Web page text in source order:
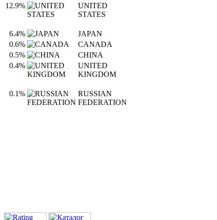
12.9%
UNITED
STATES
6.4%
JAPAN
0.6%
CANADA
0.5%
CHINA
0.4%
UNITED
KINGDOM
0.1%
RUSSIAN
FEDERATION